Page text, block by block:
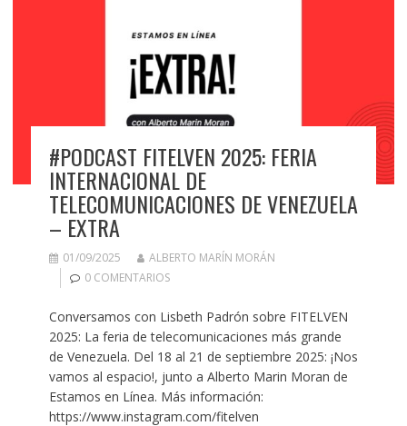
#PODCAST FITELVEN 2025: FERIA
INTERNACIONAL DE
TELECOMUNICACIONES DE VENEZUELA
– EXTRA
01/09/2025
ALBERTO MARÍN MORÁN
0 COMENTARIOS
Conversamos con Lisbeth Padrón sobre FITELVEN
2025: La feria de telecomunicaciones más grande
de Venezuela. Del 18 al 21 de septiembre 2025: ¡Nos
vamos al espacio!, junto a Alberto Marin Moran de
Estamos en Línea. Más información:
https://www.instagram.com/fitelven